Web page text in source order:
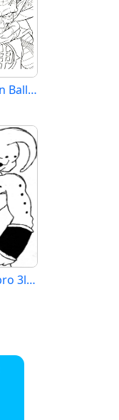
Zdarma Dragon Ball Z Vymalovatelné
Dragon Ball Z pro 3leté Děti